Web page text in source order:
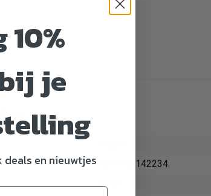
4011905142234
je
deals en nieuwtjes